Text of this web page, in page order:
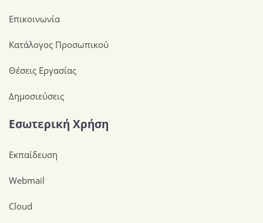
Επικοινωνία
Κατάλογος Προσωπικού
Θέσεις Εργασίας
Δημοσιεύσεις
Εσωτερική Χρήση
Εκπαίδευση
Webmail
Cloud